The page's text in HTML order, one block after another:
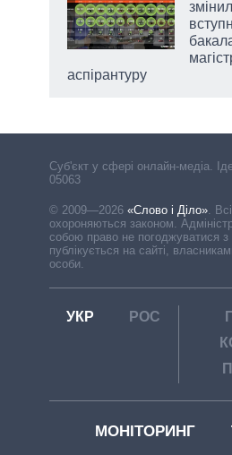
аспірантуру
Cуб'єкт у сфері онлайн-медіа.
05063
© 2009—2026 «Слово і Діло»
охороняються законом.
собою право не погоджуватися з
публікується на сайті,
особи.
УКР РОС
МОНІТОРИНГ